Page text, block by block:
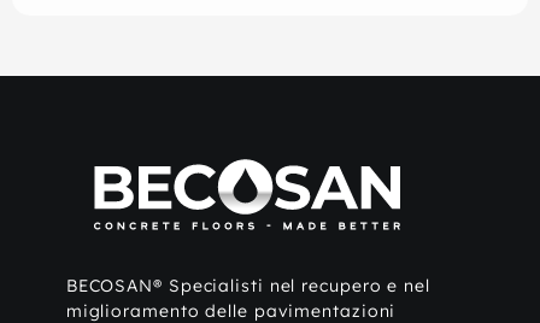
BECOSAN® Specialisti nel recupero e nel
miglioramento delle pavimentazioni